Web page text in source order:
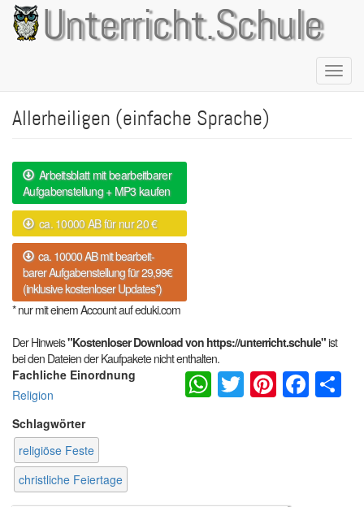
Direkt
zum
Inhalt
Unterricht.Schule
Allerheiligen (einfache Sprache)
Arbeitsblatt mit bearbeitbarer
Aufgabenstellung + MP3 kaufen
ca. 10000 AB für nur 20 €
ca. 10000 AB mit bearbeit-
barer Aufgabenstellung für 29,99€
(inklusive kostenloser Updates*)
* nur mit einem Account auf eduki.com
Der Hinweis"Kostenloser Download von https://unterricht.schule"ist
bei den Dateien der Kaufpakete nicht enthalten.
Fachliche Einordnung
Religion
Schlagwörter
religiöse Feste
christliche Feiertage
WhatsApp
Twitter